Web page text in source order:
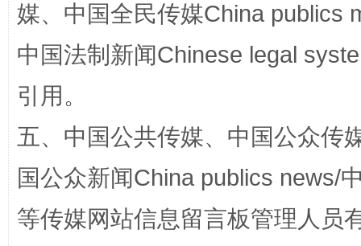
媒、中国全民传媒China publics
中国法制新闻Chinese legal
引用。
五、中国公共传媒、中国公众传
国公众新闻China publics news/
等传媒网站信息留言板管理人员